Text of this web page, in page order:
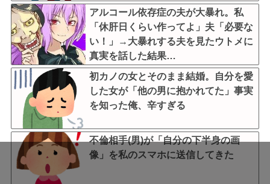
で平謝りｗｗｗ
アルコール依存症の夫が大暴れ。私
「休肝日くらい作ってよ」夫「必要な
い！」→大暴れする夫を見たウトメに
真実を話した結果…
初カノの女とそのまま結婚。自分を愛
した女が「他の男に抱かれてた」事実
を知った俺、辛すぎる
不倫相手(男)が「自分の下半身の画
像」を私のスマホに送信してきた